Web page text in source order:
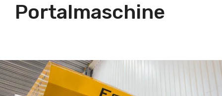
Portalmaschine